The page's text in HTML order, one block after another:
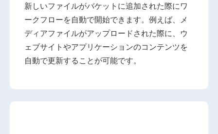
新しいファイルがバケットに追加された際にワ
ークフローを自動で開始できます。例えば、メ
ディアファイルがアップロードされた際に、ウ
ェブサイトやアプリケーションのコンテンツを
自動で更新することが可能です。